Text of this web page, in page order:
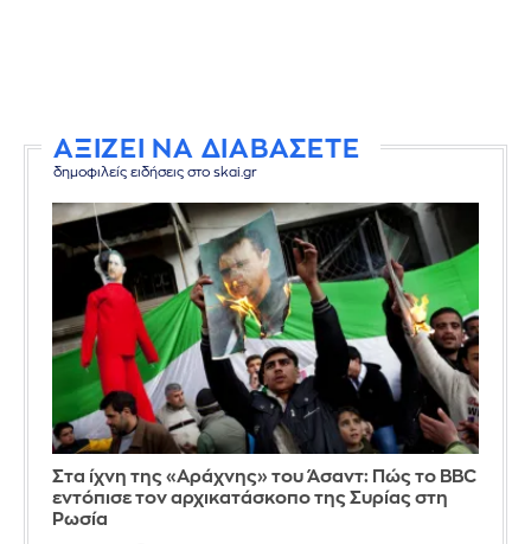
ΑΞΙΖΕΙ ΝΑ ΔΙΑΒΑΣΕΤΕ
δημοφιλείς ειδήσεις στο skai.gr
Στα ίχνη της «Αράχνης» του Άσαντ: Πώς το BBC
εντόπισε τον αρχικατάσκοπο της Συρίας στη
Ρωσία